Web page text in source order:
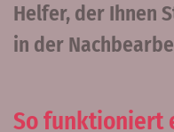
Helfer, der Ihnen
in der
So funktioniert